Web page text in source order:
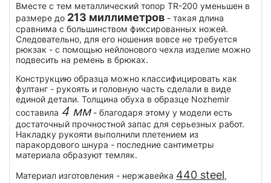
Вместе с тем металлический топор TR-200 уменьшен в
размере до 213 миллиметров - такая длина
сравнима с большинством фиксированных ножей.
Следовательно, для его ношения вовсе не требуется
рюкзак - с помощью нейлонового чехла изделие можно
подвесить на ремень в брюках.
Конструкцию образца можно классифицировать как
фултанг - рукоять и головную часть сделали в виде
единой детали. Толщина обуха в образце Nozhemir
составила 4 мм- благодаря этому у модели есть
достаточный прочностной запас для серьезных работ.
Накладку рукояти выполнили плетением из
паракордового шнура - последние сантиметры
материала образуют темляк.
Материал изготовления - нержавейка 440 steel,